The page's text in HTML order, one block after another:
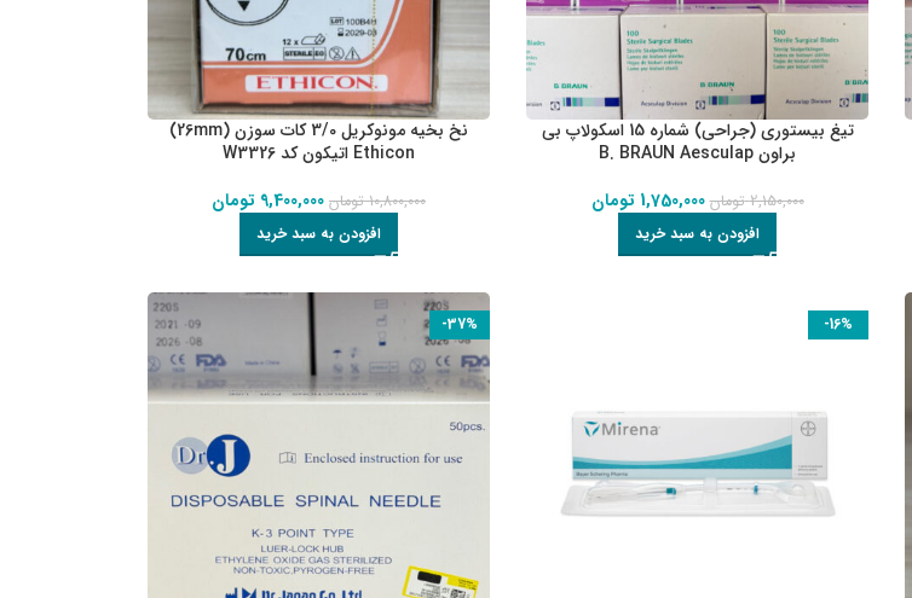
تیغ بیستوری (جراحی) شماره 15 اسکولاپ بی
براون B. BRAUN Aesculap
2,150,000 تومان 1,750,000 تومان
افزودن به سبد خرید
نخ بخیه مونوکریل 3/0 کات سوزن (26mm)
Ethicon اتیکون کد W3326
10,800,000 تومان 9,400,000 تومان
افزودن به سبد خرید
-16%
-37%